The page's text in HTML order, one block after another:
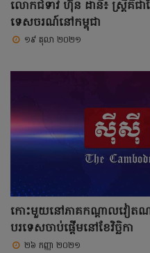
លោកជំទាវ ហ៊ុន ដានី៖ ស្ត្រីគឺជា
ទេសចរណ៍នៅកម្ពុជា
១៩ តុលា ២០២១
កោះមួយនៅភាគកណ្ដាលវៀតណ
បរទេសចាប់ផ្តើមនៅខែវិច្ឆិកា
២៦ កញ្ញា ២០២១